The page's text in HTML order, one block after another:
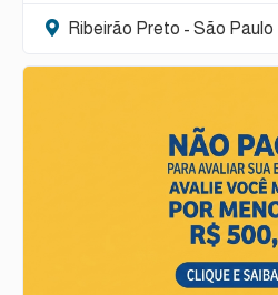
Ribeirão Preto - São Paulo